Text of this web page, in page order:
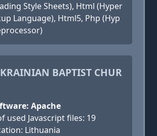
Style Sheets), Html (Hyper
Language), Html5, Php (Hyp
BAPTIST CHUR
Apache
used Javascript files: 19
Lithuania